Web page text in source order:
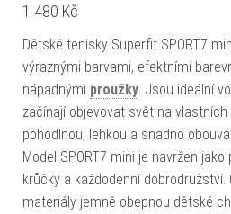
1 480 Kč
Dětské tenisky Superfit SPORT7
výraznými barvami, efektními
nápadnými proužky . Jsou ideální
začínají objevovat svět na
pohodlnou, lehkou a snadno
Model SPORT7 mini je navržen
krůčky a každodenní dobrodružství.
materiály jemně obepnou dětské